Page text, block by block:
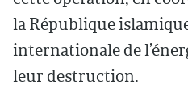
la République
internationale de
leur destruction.